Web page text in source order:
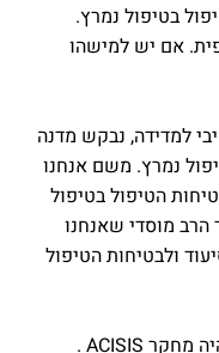
בטיפול נמרץ.
אם יש למישהו
למדידה, נבקש מדנה
נמרץ. משם אנחנו
הטיפול בטיפול
מוסדי שאנחנו
ולבטיחות הטיפול
5. המחקר הרב מוסדי: בשנת 2020 יהיה מחקר ACISIS .